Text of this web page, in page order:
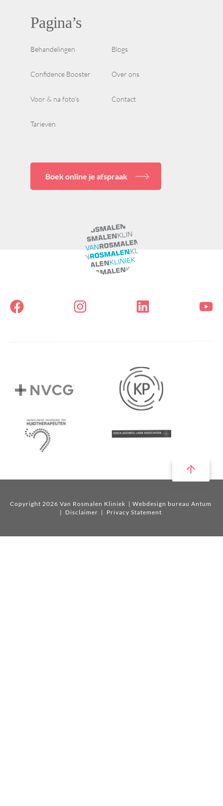
Pagina’s
Behandelingen Blogs
Confidence Booster Over ons
Voor & na foto’s Contact
Tarieven
Boek online je afspraak
Copyright 2026 Van Rosmalen Kliniek | Webdesign bureau Antum
| Disclaimer | Privacy Statement